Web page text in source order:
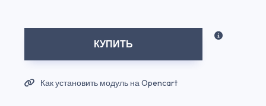
КУПИТЬ
Как установить модуль на Opencart